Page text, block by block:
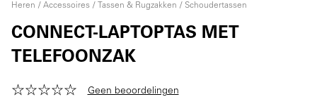
Heren Accessoires Tassen & Rugzakken Schoudertassen
CONNECT-LAPTOPTAS MET
TELEFOONZAK
Geen beoordelingen